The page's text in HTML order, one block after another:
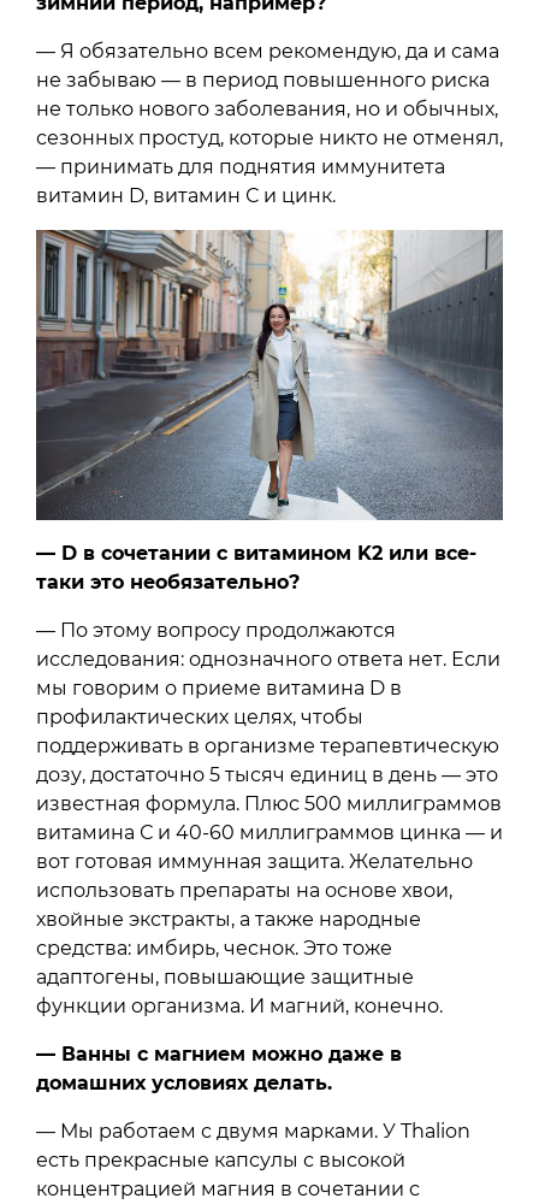
— Я обязательно всем рекомендую, да и сама
не забываю — в период повышенного риска
не только нового заболевания, но и обычных,
сезонных простуд, которые никто не отменял,
— принимать для поднятия иммунитета
витамин D, витамин С и цинк.
— D в сочетании с витамином K2 или все-
таки это необязательно?
— По этому вопросу продолжаются
исследования: однозначного ответа нет. Если
мы говорим о приеме витамина D в
профилактических целях, чтобы
поддерживать в организме терапевтическую
дозу, достаточно 5 тысяч единиц в день — это
известная формула. Плюс 500 миллиграммов
витамина С и 40-60 миллиграммов цинка — и
вот готовая иммунная защита. Желательно
использовать препараты на основе хвои,
хвойные экстракты, а также народные
средства: имбирь, чеснок. Это тоже
адаптогены, повышающие защитные
функции организма. И магний, конечно.
— Ванны с магнием можно даже в
домашних условиях делать.
— Мы работаем с двумя марками. У Thalion
есть прекрасные капсулы с высокой
концентрацией магния в сочетании с